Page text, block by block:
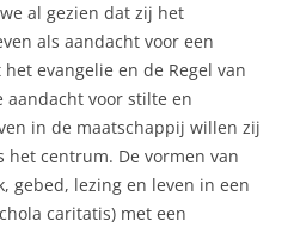
al gezien dat zij het
als aandacht voor een
evangelie en de Regel van
aandacht voor stilte en
in de maatschappij willen zij
het centrum. De vormen van
gebed, lezing en leven in een
caritatis) met een